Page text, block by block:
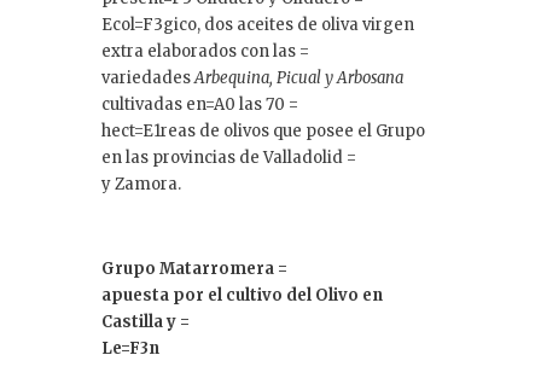
Ecol=F3gico, dos aceites de oliva virgen
extra elaborados con las =
variedadesArbequina, Picual y Arbosana
cultivadas en=A0 las 70 =
hect=E1reas de olivos que posee el Grupo
en las provincias de Valladolid =
y Zamora.
Grupo Matarromera =
apuesta por el cultivo del Olivo en
Castilla y =
Le=F3n